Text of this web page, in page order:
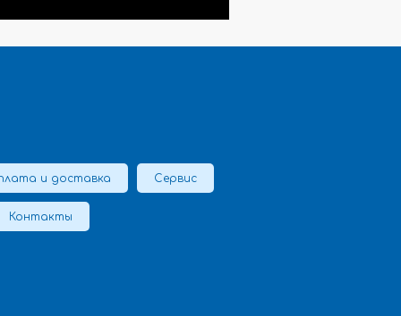
и доставка Сервис
Контакты